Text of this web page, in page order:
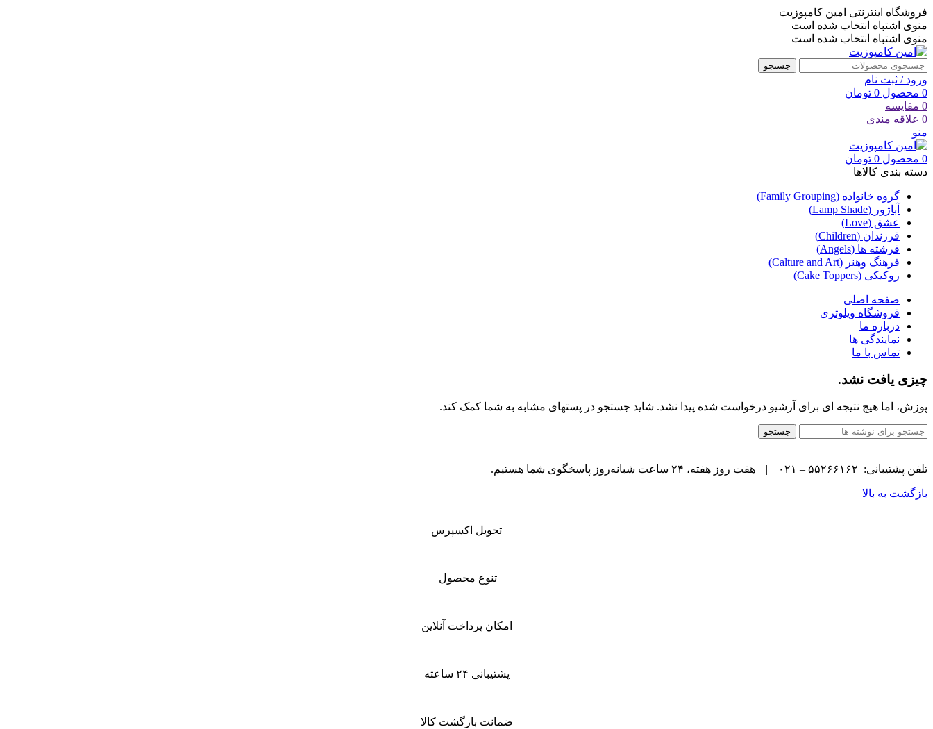
فروشگاه اینترنتی امین کامپوزیت
منوی اشتباه انتخاب شده است
منوی اشتباه انتخاب شده است
جستجو
ورود / ثبت نام
0 محصول 0 تومان
0 مقایسه
0 علاقه مندی
منو
0 محصول 0 تومان
دسته بندی کالاها
گروه خانواده (Family Grouping)
آباژور (Lamp Shade)
عشق (Love)
فرزندان (Children)
فرشته ها (Angels)
فرهنگ وهنر (Calture and Art)
روکیکی (Cake Toppers)
صفحه اصلی
فروشگاه ویلوتری
درباره ما
نمایندگی ها
تماس با ما
چیزی یافت نشد.
پوزش، اما هیچ نتیجه ای برای آرشیو درخواست شده پیدا نشد. شاید جستجو در پستهای مشابه به شما کمک کند.
جستجو
تلفن پشتیبانی: ۵۵۲۶۶۱۶۲ – ۰۲۱ | هفت روز هفته، ۲۴ ساعت شبانه‌روز پاسخگوی شما هستیم.
بازگشت به بالا
تحویل اکسپرس
تنوع محصول
امکان پرداخت آنلاین
پشتیبانی ۲۴ ساعته
ضمانت بازگشت کالا